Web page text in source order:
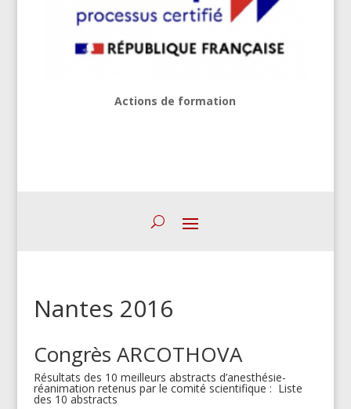
Actions de formation
Nantes 2016
Congrès ARCOTHOVA
Résultats des 10 meilleurs abstracts d’anesthésie-
réanimation retenus par le comité scientifique : Liste
des 10 abstracts